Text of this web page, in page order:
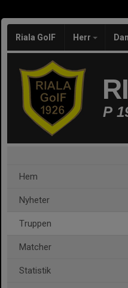
Riala GoIF Herr
P
Hem
Nyheter
Truppen
Matcher
Statistik